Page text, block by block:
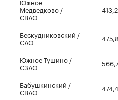
Южное
Медведково /
СВАО
413,2
Бескудниковский /
САО
Южное Тушино /
СЗАО
Бабушкинский /
СВАО 474,4